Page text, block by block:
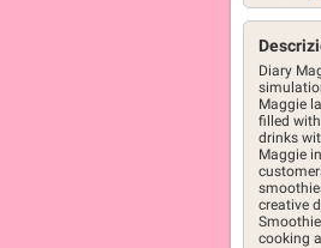
Diary
Maggie
filled
drinks
Maggie
creative
cooking